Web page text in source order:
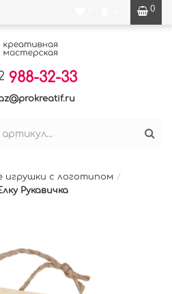
0
988-32-33
игрушки с логотипом
Рукавичка